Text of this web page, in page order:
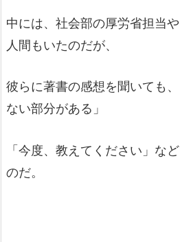
中には、社会部の厚労省担当
人間もいたのだが、
彼らに著書の感想を聞いても
ない部分がある」
「今度、教えてください」な
のだ。